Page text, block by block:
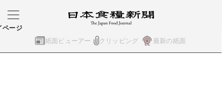
紙面ビューアー クリッピング 最新の紙面
ページ